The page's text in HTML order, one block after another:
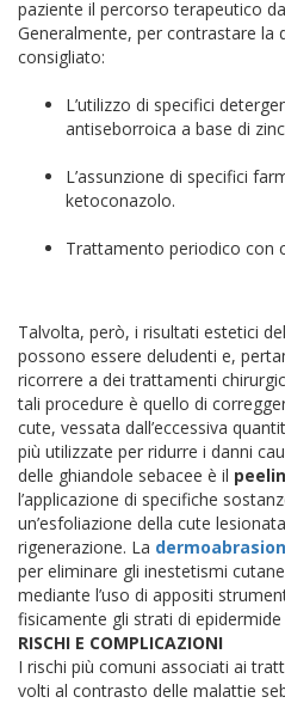
paziente il percorso terapeutico
Generalmente, per contrastare la
consigliato:
L’utilizzo di specifici
antiseborroica a base di
L’assunzione di specifici
ketoconazolo.
Trattamento periodico con
Talvolta, però, i risultati estetici
possono essere deludenti e,
ricorrere a dei trattamenti
tali procedure è quello di
cute, vessata dall’eccessiva
più utilizzate per ridurre i danni
delle ghiandole sebacee è il
l’applicazione di specifiche
un’esfoliazione della cute
rigenerazione. La
per eliminare gli inestetismi
mediante l’uso di appositi
fisicamente gli strati di
RISCHI E COMPLICAZIONI
I rischi più comuni associati ai
volti al contrasto delle malattie